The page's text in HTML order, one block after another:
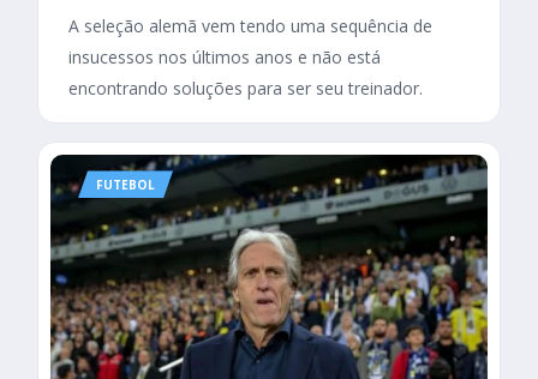
A seleção alemã vem tendo uma sequência de
insucessos nos últimos anos e não está
encontrando soluções para ser seu treinador.
FUTEBOL